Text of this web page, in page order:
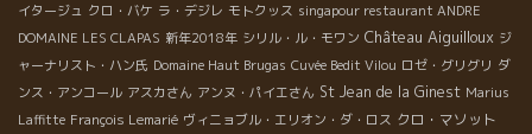
イタージュ クロ・バケ ラ・デジレ モトクッス singapour restaurant ANDRE
DOMAINE LES CLAPAS 新年2018年 シリル・ル・モワン Château Aiguilloux ジ
ャーナリスト・ハン氏 Domaine Haut Brugas Cuvée Bedit Vilou ロゼ・グリグリ ダ
ンス・アンコール アスカさん アンヌ・パイエさん St Jean de la Ginest Marius
Laffitte François Lemarié ヴィニョブル・エリオン・ダ・ロス クロ・マソット